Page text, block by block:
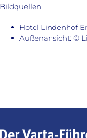
Bildquellen
Hotel Lindenhof
Außenansicht: ©